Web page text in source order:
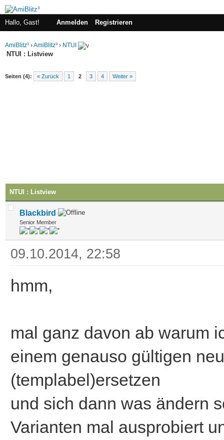
Hallo, Gast! Anmelden Registrieren
AmiBlitz³ ›AmiBlitz³ › NTUI
NTUI : Listview
Seiten (4): « Zurück 1 2 3 4 Weiter »
NTUI : Listview
Blackbird
Senior Member
09.10.2014, 22:58
hmm,
mal ganz davon ab warum
einem genauso gültigen
(templabel)ersetzen
und sich dann was ändern
Varianten mal ausprobiert